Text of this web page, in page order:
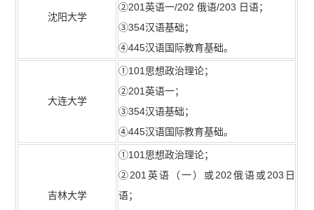
沈阳大学
②201英语一/202 俄语/203 日语；
③354汉语基础；
④445汉语国际教育基础。
大连大学
①101思想政治理论；
②201英语一；
③354汉语基础；
④445汉语国际教育基础。
吉林大学
①101思想政治理论；
②201英语（一）或202俄语或203日
语；